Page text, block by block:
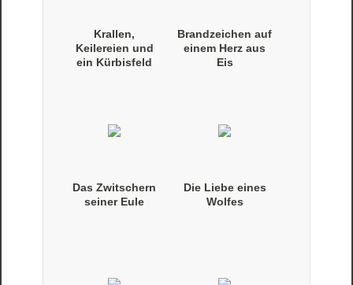
Krallen,
Keilereien und
ein Kürbisfeld
Brandzeichen auf
einem Herz aus
Eis
Das Zwitschern
seiner Eule
Die Liebe eines
Wolfes